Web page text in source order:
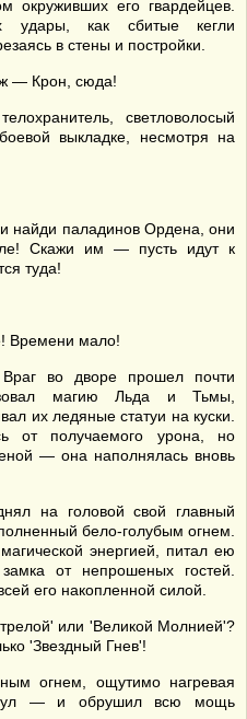
окруживших его гвардейцев.
удары, как сбитые кегли
в стены и постройки.
— Крон, сюда!
светловолосый
выкладке, несмотря на
найди паладинов Ордена, они
Скажи им — пусть идут к
туда!
Времени мало!
во дворе прошел почти
магию Льда и Тьмы,
их ледяные статуи на куски.
от получаемого урона, но
— она наполнялась вновь
на головой свой главный
бело-голубым огнем.
энергией, питал ею
от непрошеных гостей.
его накопленной силой.
или 'Великой Молнией'?
'Звездный Гнев'!
огнем, ощутимо нагревая
— и обрушил всю мощь